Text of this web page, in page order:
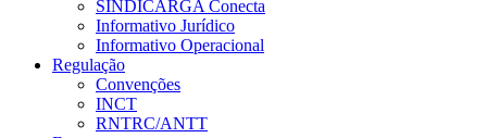
SINDICARGA Conecta
Informativo Jurídico
Informativo Operacional
Regulação
Convenções
INCT
RNTRC/ANTT